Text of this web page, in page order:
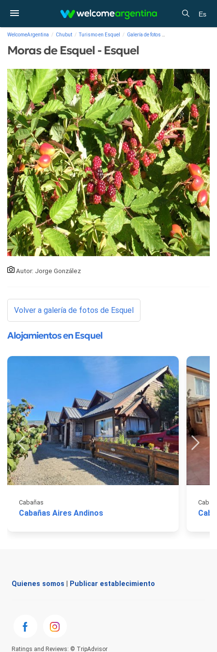
Es
WelcomeArgentina Chubut Turismo en Esquel Galería de fotos
Moras de Esquel - Esquel
Autor: Jorge González
Volver a galería de fotos de Esquel
Alojamientos en Esquel
Cabañas
Cabañas Aires Andinos
Quienes somos Publicar establecimiento
Ratings and Reviews: © TripAdvisor